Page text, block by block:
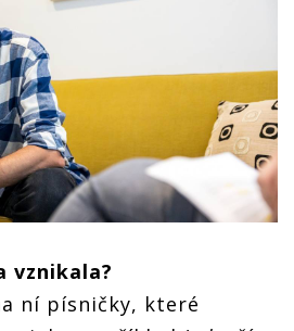
vznikala?
ní písničky, které